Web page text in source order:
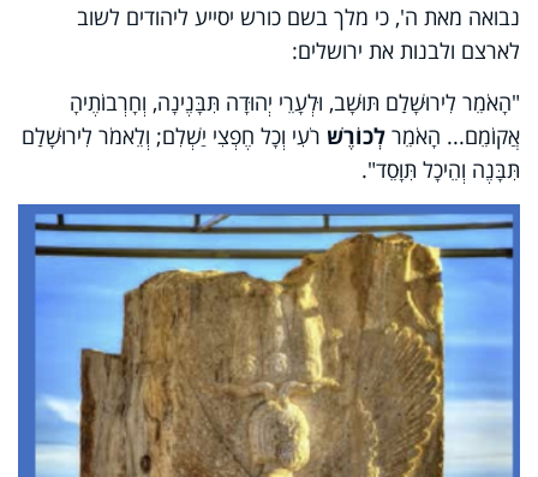
נבואה מאת ה', כי מלך בשם כורש יסייע ליהודים לשוב
לארצם ולבנות את ירושלים:
"הָאֹמֵר לִירוּשָׁלִַם תּוּשָׁב, וּלְעָרֵי יְהוּדָה תִּבָּנֶינָה, וְחָרְבוֹתֶיהָ
אֲקוֹמֵם... הָאֹמֵר לְכוֹרֶשׁ רֹעִי וְכָל חֶפְצִי יַשְׁלִם; וְלֵאמֹר לִירוּשָׁלִַם
תִּבָּנֶה וְהֵיכָל תִּוָּסֵד".